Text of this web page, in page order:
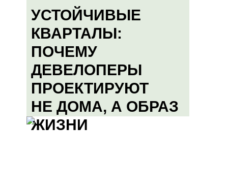
УСТОЙЧИВЫЕ
КВАРТАЛЫ:
ПОЧЕМУ
ДЕВЕЛОПЕРЫ
ПРОЕКТИРУЮТ
НЕ ДОМА, А ОБРАЗ
ЖИЗНИ